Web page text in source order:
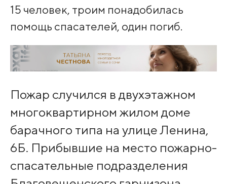
15 человек, троим понадобилась
помощь спасателей, один погиб.
Пожар случился в двухэтажном
многоквартирном жилом доме
барачного типа на улице Ленина,
6Б. Прибывшие на место пожарно-
спасательные подразделения